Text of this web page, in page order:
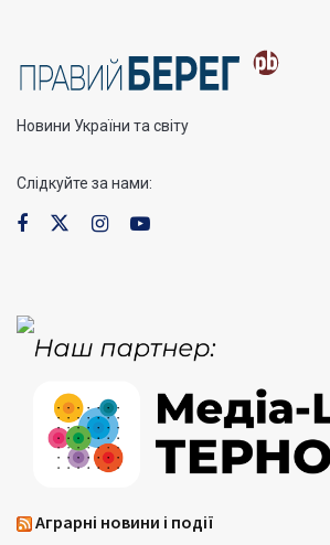
Новини України та світу
Слідкуйте за нами:
Аграрні новини і події